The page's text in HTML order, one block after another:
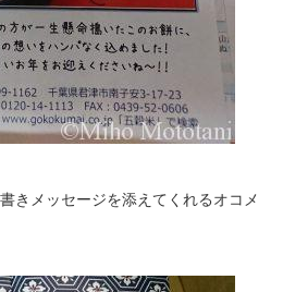
きメッセージを添えてくれるオコメ